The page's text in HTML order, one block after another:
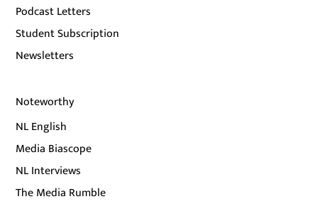
Podcast Letters
Student Subscription
Newsletters
Noteworthy
NL English
Media Biascope
NL Interviews
The Media Rumble